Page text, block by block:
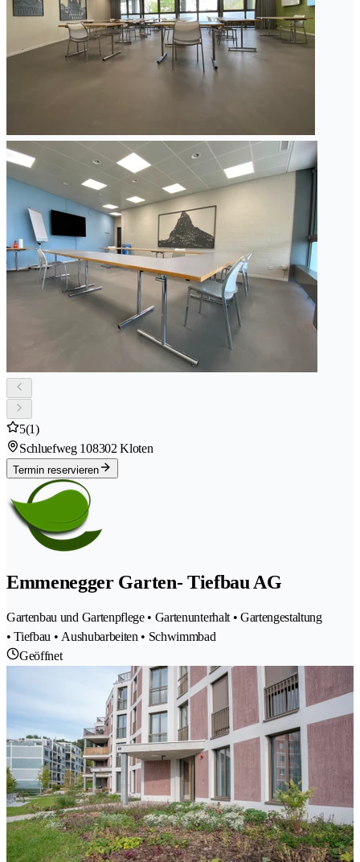
5(1)
Schluefweg 108302 Kloten
Termin reservieren
Emmenegger Garten- Tiefbau AG
Gartenbau und Gartenpflege • Gartenunterhalt • Gartengestaltung
• Tiefbau • Aushubarbeiten • Schwimmbad
Geöffnet